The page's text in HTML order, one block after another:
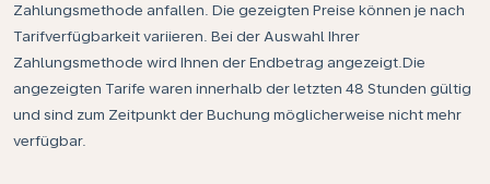
Zahlungsmethode anfallen. Die gezeigten Preise können je nach
Tarifverfügbarkeit variieren. Bei der Auswahl Ihrer
Zahlungsmethode wird Ihnen der Endbetrag angezeigt.Die
angezeigten Tarife waren innerhalb der letzten 48 Stunden gültig
und sind zum Zeitpunkt der Buchung möglicherweise nicht mehr
verfügbar.